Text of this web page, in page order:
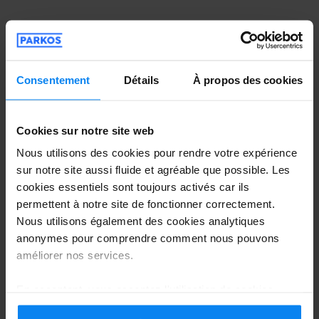
Consentement Détails À propos des cookies
Cookies sur notre site web
Nous utilisons des cookies pour rendre votre expérience
sur notre site aussi fluide et agréable que possible. Les
cookies essentiels sont toujours activés car ils
permettent à notre site de fonctionner correctement.
Nous utilisons également des cookies analytiques
anonymes pour comprendre comment nous pouvons
améliorer nos services.
conformément aux règles en vigueur dans votre pays,
l'aéroport de Baden Baden
Que vous souhaitiez vous garer quelques jours ou
la meilleure offre pour votre temps de